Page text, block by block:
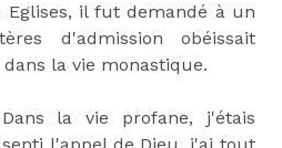
Eglises, il fut demandé à un
d'admission obéissait
la vie monastique.
la vie profane, j'étais